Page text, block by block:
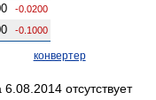
-0.0200
-0.1000
конвертер
отсутствует